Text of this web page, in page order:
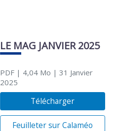
LE MAG JANVIER 2025
PDF| 4,04 Mo | 31 Janvier
2025
Télécharger
Feuilleter sur Calaméo